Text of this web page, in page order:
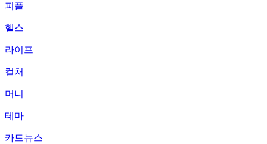
피플
헬스
라이프
컬처
머니
테마
카드뉴스